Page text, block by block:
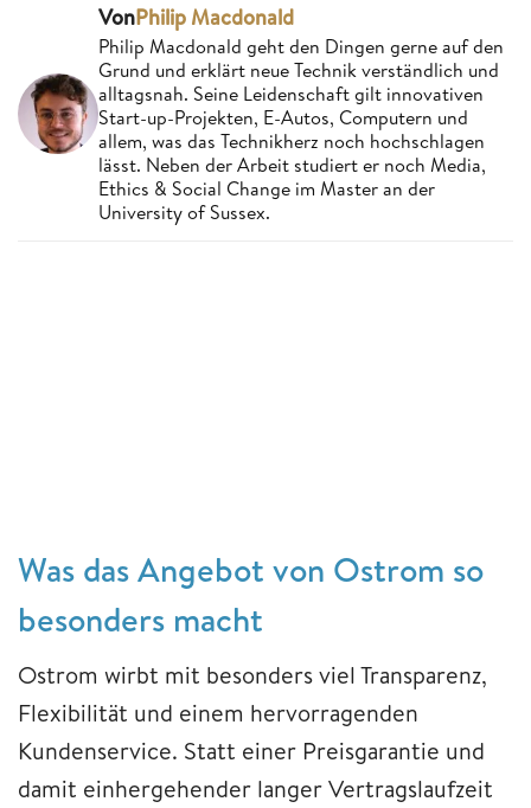
VonPhilip Macdonald
Philip Macdonald geht den Dingen gerne auf den
Grund und erklärt neue Technik verständlich und
alltagsnah. Seine Leidenschaft gilt innovativen
Start-up-Projekten, E-Autos, Computern und
allem, was das Technikherz noch hochschlagen
lässt. Neben der Arbeit studiert er noch Media,
Ethics & Social Change im Master an der
University of Sussex.
Was das Angebot von Ostrom so
besonders macht
Ostrom wirbt mit besonders viel Transparenz,
Flexibilität und einem hervorragenden
Kundenservice. Statt einer Preisgarantie und
damit einhergehender langer Vertragslaufzeit